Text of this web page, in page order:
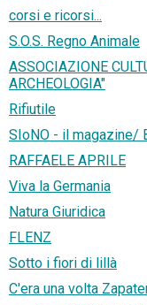
corsi e ricorsi...
S.O.S. Regno Animale
ASSOCIAZIONE
ARCHEOLOGIA"
Rifiutile
SIoNO - il magazine/
RAFFAELE APRILE
Viva la Germania
Natura Giuridica
FLENZ
Sotto i fiori di lillà
C'era una volta